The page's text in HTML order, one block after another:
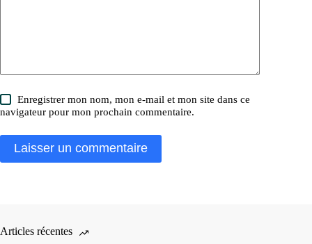
Enregistrer mon nom, mon e-mail et mon site dans ce
navigateur pour mon prochain commentaire.
Laisser un commentaire
Articles récentes